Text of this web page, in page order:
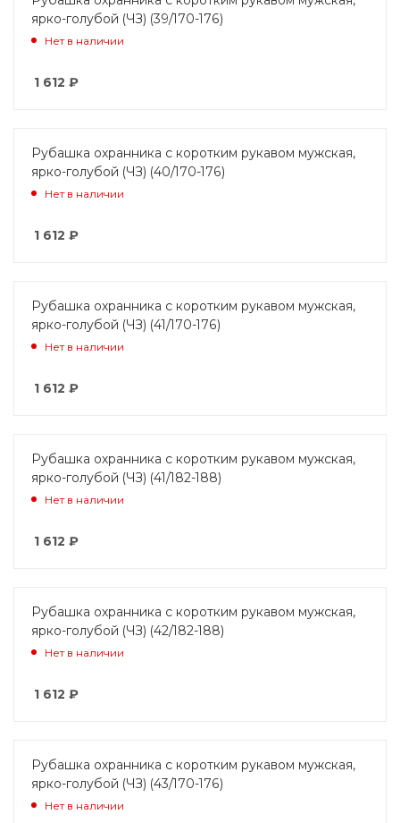
ярко-голубой (ЧЗ) (39/170-176)
Нет в наличии
1 612 ₽
Рубашка охранника с коротким рукавом мужская,
ярко-голубой (ЧЗ) (40/170-176)
Нет в наличии
1 612 ₽
Рубашка охранника с коротким рукавом мужская,
ярко-голубой (ЧЗ) (41/170-176)
Нет в наличии
1 612 ₽
Рубашка охранника с коротким рукавом мужская,
ярко-голубой (ЧЗ) (41/182-188)
Нет в наличии
1 612 ₽
Рубашка охранника с коротким рукавом мужская,
ярко-голубой (ЧЗ) (42/182-188)
Нет в наличии
1 612 ₽
Рубашка охранника с коротким рукавом мужская,
ярко-голубой (ЧЗ) (43/170-176)
Нет в наличии